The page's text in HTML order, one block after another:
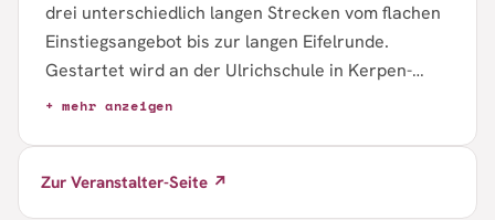
drei unterschiedlich langen Strecken vom flachen
Einstiegsangebot bis zur langen Eifelrunde.
Gestartet wird an der Ulrichschule in Kerpen-
Sindorf, das Startfenster liegt zwischen 09:00 und
Straßenverkehr unter Einhaltung der StVO und
mit Helmpflicht statt; es gibt
+ mehr anzeigen
Zur Veranstalter-Seite ↗